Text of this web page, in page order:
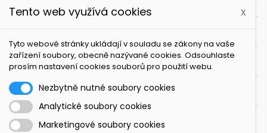
NAŠE SPOLEČNOST 
VÁŠ ÚČET
KONTAKT
ODBĚR NOVINEK
Tento web využívá cookies x
Tyto webové stránky ukládají v souladu se zákony na vaše
zařízení soubory, obecně nazývané cookies. Odsouhlaste
prosím nastavení cookies souborů pro použití webu.
Nezbytně nutné soubory cookies
Analytické soubory cookies
Marketingové soubory cookies